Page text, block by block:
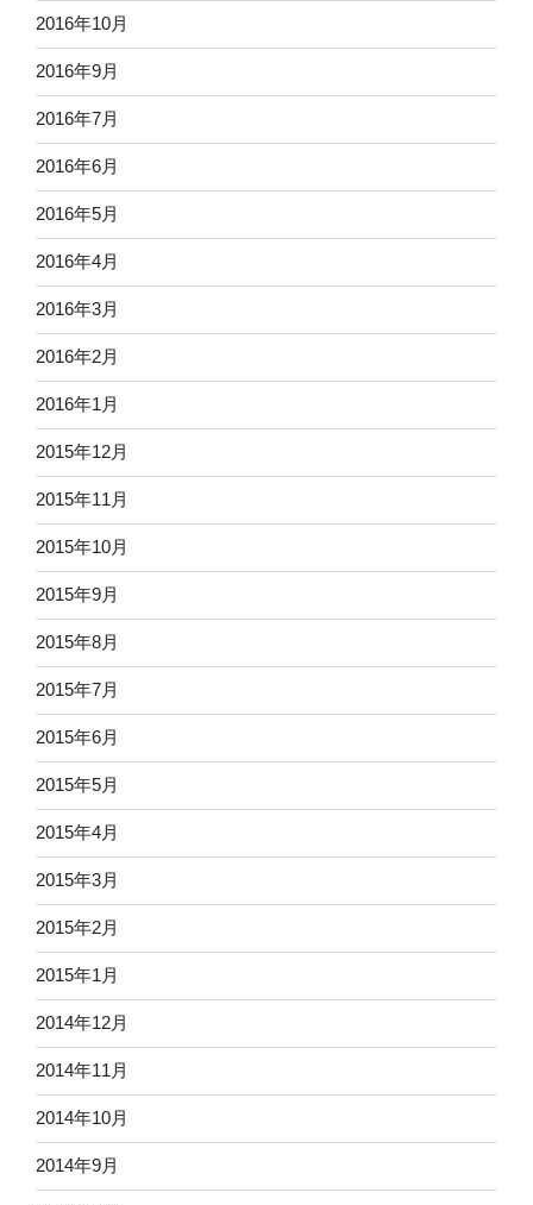
2016年10月
2016年9月
2016年7月
2016年6月
2016年5月
2016年4月
2016年3月
2016年2月
2016年1月
2015年12月
2015年11月
2015年10月
2015年9月
2015年8月
2015年7月
2015年6月
2015年5月
2015年4月
2015年3月
2015年2月
2015年1月
2014年12月
2014年11月
2014年10月
2014年9月